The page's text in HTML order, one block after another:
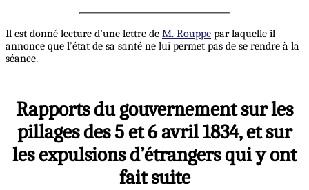
Il est donné lecture d’une lettre de M. Rouppe par laquelle il
annonce que l’état de sa santé ne lui permet pas de se rendre à la
séance.
Rapports du gouvernement sur les
pillages des 5 et 6 avril 1834, et sur
les expulsions d’étrangers qui y ont
fait suite